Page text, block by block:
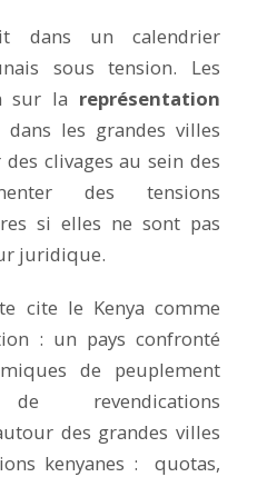
dans un calendrier
sous tension. Les
sur la représentation
dans les grandes villes
clivages au sein des
des tensions
si elles ne sont pas
juridique.
cite le Kenya comme
: un pays confronté
de peuplement
revendications
des grandes villes
kenyanes : quotas,